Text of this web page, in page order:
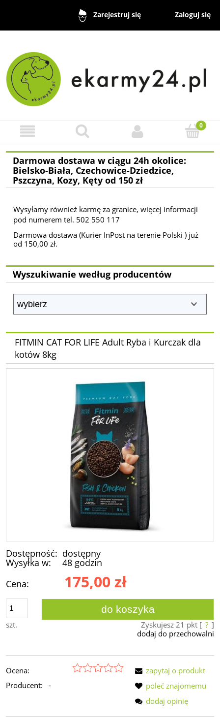
Zarejestruj się Zaloguj się
Darmowa dostawa w ciągu 24h okolice:
Bielsko-Biała, Czechowice-Dziedzice,
Pszczyna, Kozy, Kęty od 150 zł
Wysyłamy również karmę za granice, więcej informacji
pod numerem tel. 502 550 117
Darmowa dostawa (Kurier InPost na terenie Polski ) już
od 150,00 zł.
Wyszukiwanie według producentów
FITMIN CAT FOR LIFE Adult Ryba i Kurczak dla
kotów 8kg
Dostępność: dostępny
Wysyłka w:
48 godzin
Cena:
175,00 zł
szt.
do koszyka
Zyskujesz 21 pkt [ ? ]
dodaj do przechowalni
Ocena:
Producent:
-
zapytaj o produkt
poleć znajomemu
dodaj opinię